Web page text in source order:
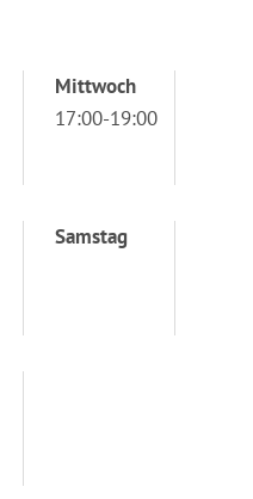
Mittwoch
17:00-19:00
Samstag